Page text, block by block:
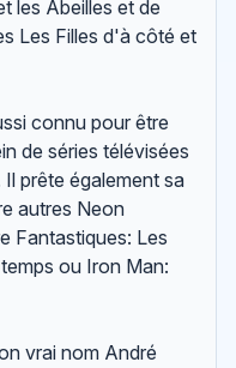
les Abeilles et de
Les Filles d'à côté et
connu pour être
de séries télévisées
prête également sa
autres Neon
Fantastiques: Les
ou Iron Man:
vrai nom André